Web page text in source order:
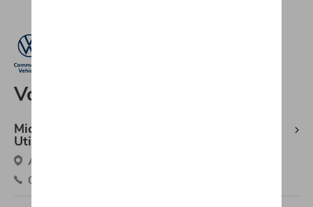
Volkswagen Utilitaires
Michaël Mazuin Fleurus Volkswagen
Utilitaires
Avenue Du Marquis 1 (Zon.Ind), 6220 Fleurus
071/88.00.88